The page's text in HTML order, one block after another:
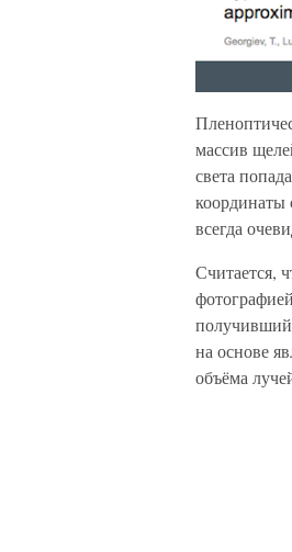
массив
света
координаты
всегда
Считается,
получивший
на основе
объёма